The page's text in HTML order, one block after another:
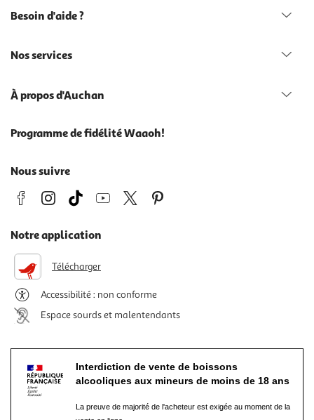
Besoin d'aide ?
Nos services
À propos d'Auchan
Programme de fidélité Waaoh!
Nous suivre
Notre application
Télécharger
Accessibilité : non conforme
Espace sourds et malentendants
Interdiction de vente de boissons
alcooliques aux mineurs de moins de 18 ans
La preuve de majorité de l'acheteur est exigée au moment de la